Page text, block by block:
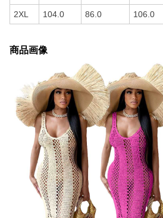
2XL 104.0 86.0 106.0
商品画像